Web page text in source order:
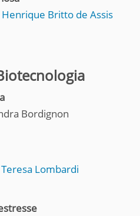
Britto de Assis
Bordignon
Lombardi